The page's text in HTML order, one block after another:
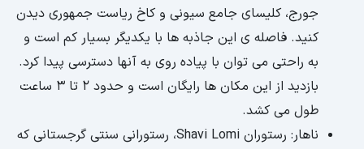
جورج، کلیسای جامع سیونی و کاخ ریاست جمهوری دیدن
کنید. فاصله ی این جاذبه ها با یکدیگر بسیار کم است و
به راحتی می توان با پیاده روی به آنها دسترسی پیدا کرد.
بازدید از این مکان ها رایگان است و حدود 2 تا 3 ساعت
طول می کشد.
ناهار: رستوران Shavi Lomi، رستورانی سنتی گرجستانی که